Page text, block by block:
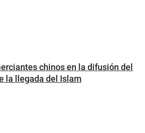
chinos en la difusión del
la llegada del Islam